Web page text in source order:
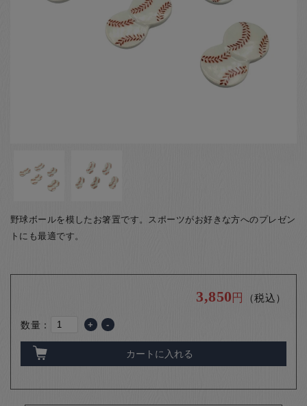
野球ボールを模したお箸置です。スポーツがお好きな方へのプレゼン
トにも最適です。
3,850 円 （税込）
数量： + -
カートに入れる